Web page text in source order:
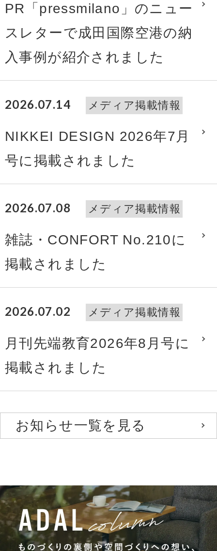
PR「pressmilano」のニュー
スレターで成田国際空港の納
入事例が紹介されました
2026.07.14 メディア掲載情報
NIKKEI DESIGN 2026年7月
号に掲載されました
2026.07.08 メディア掲載情報
雑誌・CONFORT No.210に
掲載されました
2026.07.02 メディア掲載情報
月刊先端教育2026年8月号に
掲載されました
お知らせ一覧を見る